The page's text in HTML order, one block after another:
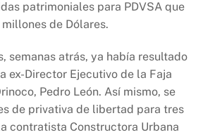
patrimoniales para PDVSA que
de Dólares.
semanas atrás, ya había resultado
ex-Director Ejecutivo de la Faja
Pedro León. Así mismo, se
de privativa de libertad para tres
contratista Constructora Urbana